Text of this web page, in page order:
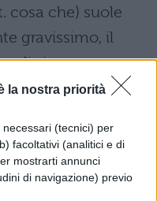
la nostra priorità
(tecnici) per
facoltativi (analitici e di
mostrarti annunci
di navigazione) previo
cosa che) suole
gravissimo, il
si
non subisse
conferito dal
si tuteli dai
che